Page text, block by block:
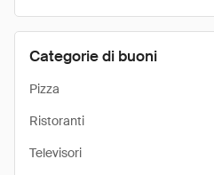
Categorie di buoni
Pizza
Ristoranti
Televisori